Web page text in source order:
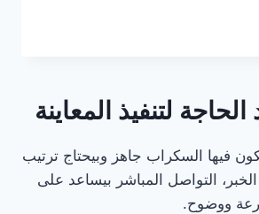
لتنفيذ المعاينة
فيها السكراب جاهز وبيحتاج ترتيب
التواصل المباشر بيساعد على
ووضوح.